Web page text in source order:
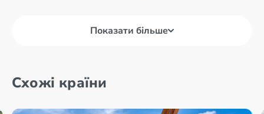
Показати більше
Схожі країни